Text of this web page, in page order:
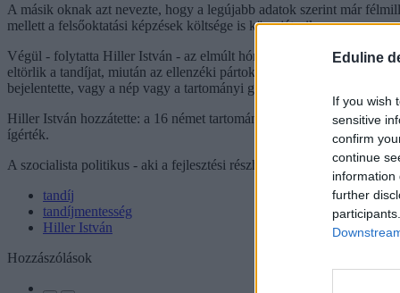
Eduline
If you wish
sensitive
confirm
continue
information
further
A másik oknak azt nevezte, hogy a legújabb adatok szerint már
mellett a felsőoktatási képzések költsége is közrejátszik.
Végül - folytatta Hiller István - az elmúlt hónapok tanulsága, hogy
eltörlik a tandíjat, miután az ellenzéki pártok és civil mozgalmak a
bejelentette, vagy a nép vagy a tartományi gyűlés döntése révén, de
Hiller István hozzátette: a 16 német tartomány közül így már csak
ígérték.
A szocialista politikus - aki a fejlesztési részhozzájárulás 2008-as
tandíj
tandíjmentesség
Hiller István
Hozzászólások